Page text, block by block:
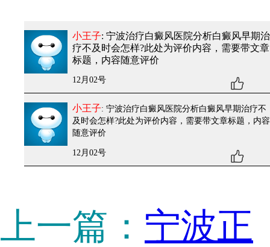
小王子: 宁波治疗白癜风医院分析白癜风早期治
疗不及时会怎样?此处为评价内容，需要带文章
标题，内容随意评价
12月02号
小王子: 宁波治疗白癜风医院分析白癜风早期治疗不
及时会怎样?此处为评价内容，需要带文章标题，内容
随意评价
12月02号
上一篇： 宁波正